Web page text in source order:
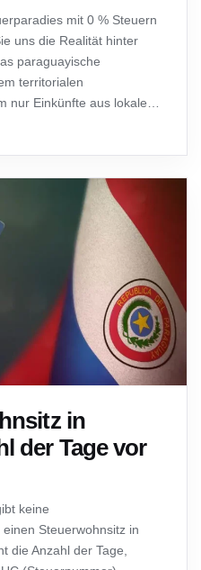
mit 0 % Steuern
uns die Realität hinter
paraguayische
territorialen
nur Einkünfte aus lokalen
in
der Tage vor
keine
Steuerwohnsitz in
die Anzahl der Tage,